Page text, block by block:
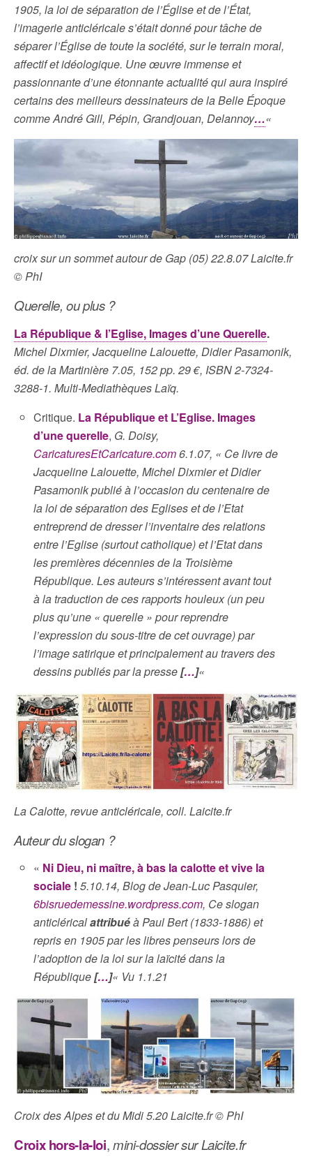
1905, la loi de séparation de l’Église et de l’État,
l’imagerie anticléricale s’était donné pour tâche de
séparer l’Église de toute la société, sur le terrain moral,
affectif et idéologique. Une œuvre immense et
passionnante d’une étonnante actualité qui aura inspiré
certains des meilleurs dessinateurs de la Belle Époque
comme André Gill, Pépin, Grandjouan, Delannoy…«
croix sur un sommet autour de Gap (05) 22.8.07 Laicite.fr
© PhI
Querelle, ou plus ?
La République & l’Eglise, Images d’une Querelle.
Michel Dixmier, Jacqueline Lalouette, Didier Pasamonik,
éd. de la Martinière 7.05, 152 pp. 29 €, ISBN 2-7324-
3288-1. Multi-Mediathèques Laïq.
Critique. La République et L’Eglise. Images
d’une querelle, G. Doisy,
CaricaturesEtCaricature.com6.1.07, « Ce livre de
Jacqueline Lalouette, Michel Dixmier et Didier
Pasamonik publié à l’occasion du centenaire de
la loi de séparation des Eglises et de l’Etat
entreprend de dresser l’inventaire des relations
entre l’Eglise (surtout catholique) et l’Etat dans
les premières décennies de la Troisième
République. Les auteurs s’intéressent avant tout
à la traduction de ces rapports houleux (un peu
plus qu’une « querelle » pour reprendre
l’expression du sous-titre de cet ouvrage) par
l’image satirique et principalement au travers des
dessins publiés par la presse[…]«
La Calotte, revue anticléricale, coll. Laicite.fr
Auteur du slogan ?
« Ni Dieu, ni maître, à bas la calotte et vive la
sociale !5.10.14, Blog de Jean-Luc Pasquier,
6bisruedemessine.wordpress.com, Ce slogan
anticléricalattribuéà Paul Bert (1833-1886) et
repris en 1905 par les libres penseurs lors de
l’adoption de la loi sur la laïcité dans la
République[…]« Vu 1.1.21
Croix des Alpes et du Midi 5.20 Laicite.fr © PhI
Croix hors-la-loi,mini-dossier sur Laicite.fr